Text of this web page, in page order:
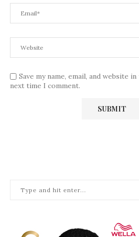
Save my name, email, and website
next time I comment.